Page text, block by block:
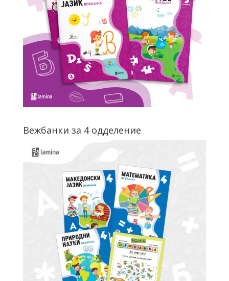
Вежбанки за 4 одделение